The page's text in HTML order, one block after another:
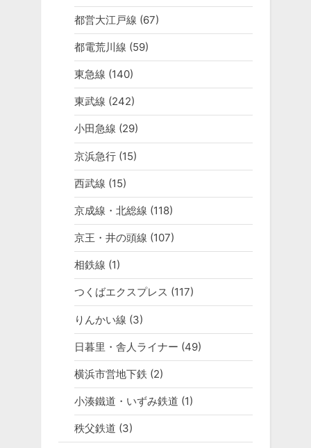
都営大江戸線 (67)
都電荒川線 (59)
東急線 (140)
東武線 (242)
小田急線 (29)
京浜急行(15)
西武線 (15)
京成線・北総線 (118)
京王・井の頭線 (107)
相鉄線 (1)
つくばエクスプレス (117)
りんかい線 (3)
日暮里・舎人ライナー (49)
横浜市営地下鉄 (2)
小湊鐵道・いずみ鉄道 (1)
秩父鉄道 (3)